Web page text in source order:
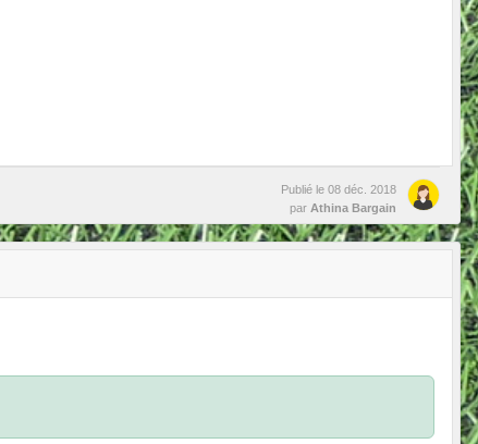
Publié le 08 déc. 2018
par Athina Bargain